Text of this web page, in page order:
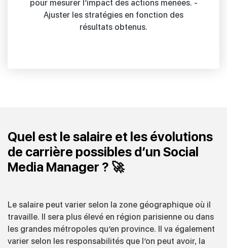
pour mesurer l’impact des actions menées. -
Ajuster les stratégies en fonction des
résultats obtenus.
Quel est le salaire et les évolutions
de carrière possibles d’un Social
Media Manager ? 🚀
Le salaire peut varier selon la zone géographique où il
travaille. Il sera plus élevé en région parisienne ou dans
les grandes métropoles qu’en province. Il va également
varier selon les responsabilités que l’on peut avoir, la